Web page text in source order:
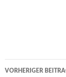
VORHERIGER